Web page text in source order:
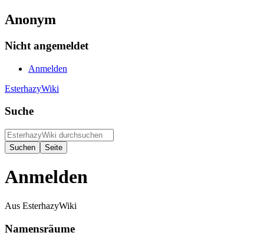
Anonym
Nicht angemeldet
Anmelden
EsterhazyWiki
Suche
Anmelden
Aus EsterhazyWiki
Namensräume